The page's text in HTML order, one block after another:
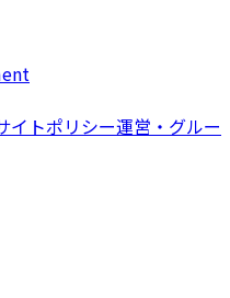
イトポリシー運営・グルー